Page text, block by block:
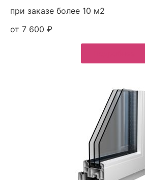
при заказе более 10 м2
от 7 600 ₽